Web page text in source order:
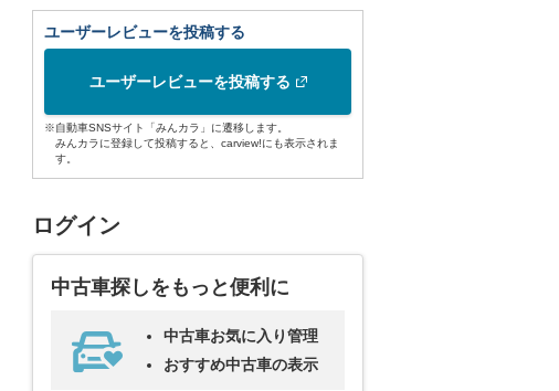
ユーザーレビューを投稿する
ユーザーレビューを投稿する
※自動車SNSサイト「みんカラ」に遷移します。
みんカラに登録して投稿すると、carview!にも表示されま
す。
ログイン
中古車探しをもっと便利に
中古車お気に入り管理
おすすめ中古車の表示